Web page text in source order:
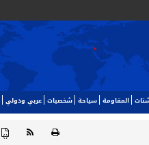
المقاومة سياحة شخصيات عربي ودولي
{ }